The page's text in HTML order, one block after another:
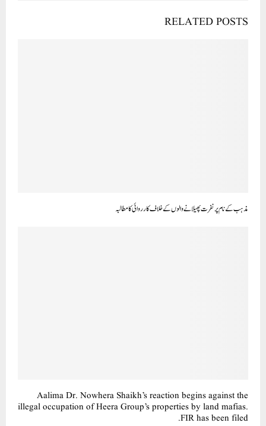
RELATED POSTS
مذہب کے نام پر نفرت پھیلانے والوں کے خلاف کارروائی کا مطالبہ
Aalima Dr. Nowhera Shaikh’s reaction begins against the
illegal occupation of Heera Group’s properties by land mafias.
FIR has been filed.